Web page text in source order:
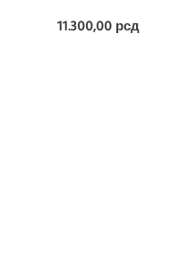
11.300,00 рсд